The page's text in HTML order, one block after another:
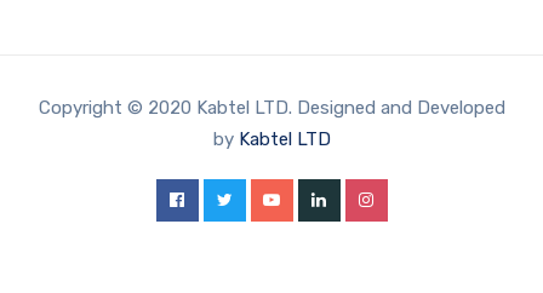
Copyright © 2020 Kabtel LTD. Designed and Developed
by Kabtel LTD